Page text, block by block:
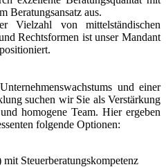
Beratungsansatz aus.
Vielzahl von mittelständischen
Rechtsformen ist unser Mandant
und einer
suchen wir Sie als Verstärkung
homogene Team. Hier ergeben
folgende Optionen:
Steuerberatungskompetenz